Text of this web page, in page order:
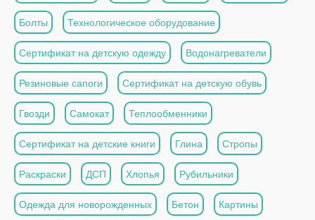
Болты Технологическое оборудование
Сертификат на детскую одежду Водонагреватели
Резиновые сапоги Сертификат на детскую обувь
Гвозди Самокат Теплообменники
Сертификат на детские книги Глина Стропы
Раскраски ДСП Хлопья Рубильники
Одежда для новорожденных Бетон Картины